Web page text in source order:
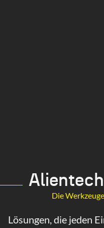
Die
Lösungen, die jeden